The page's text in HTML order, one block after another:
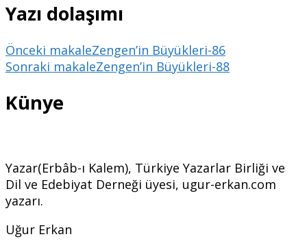
Yazı dolaşımı
Önceki makaleZengen’in Büyükleri-86
Sonraki makaleZengen’in Büyükleri-88
Künye
Yazar(Erbâb-ı Kalem), Türkiye Yazarlar Birliği ve
Dil ve Edebiyat Derneği üyesi, ugur-erkan.com
yazarı.
Uğur Erkan